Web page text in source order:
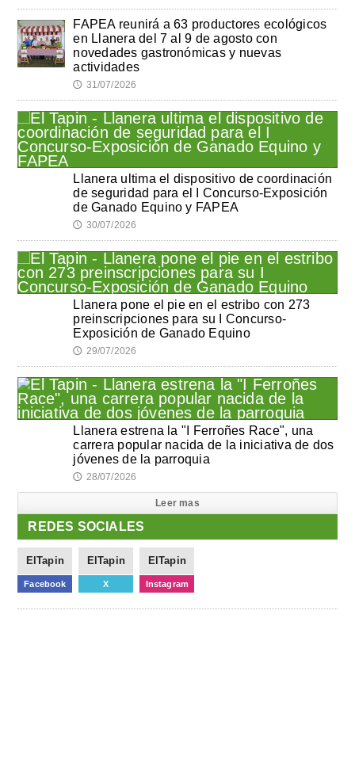
FAPEA reunirá a 63 productores ecológicos
en Llanera del 7 al 9 de agosto con
novedades gastronómicas y nuevas
actividades
🕔 31/07/2026
Llanera ultima el dispositivo de coordinación
de seguridad para el I Concurso-Exposición
de Ganado Equino y FAPEA
🕔 30/07/2026
Llanera pone el pie en el estribo con 273
preinscripciones para su I Concurso-
Exposición de Ganado Equino
🕔 29/07/2026
Llanera estrena la "I Ferroñes Race", una
carrera popular nacida de la iniciativa de dos
jóvenes de la parroquia
🕔 28/07/2026
Leer mas
REDES SOCIALES
ElTapin
Facebook
ElTapin
X
ElTapin
Instagram